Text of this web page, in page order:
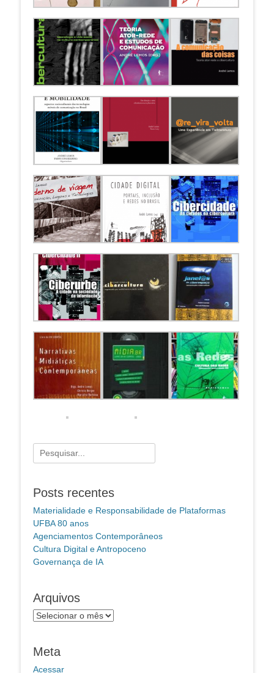
Pesquisar
por:
Posts recentes
Materialidade e Responsabilidade de Plataformas
UFBA 80 anos
Agenciamentos Contemporâneos
Cultura Digital e Antropoceno
Governança de IA
Arquivos
Arquivos
Meta
Acessar